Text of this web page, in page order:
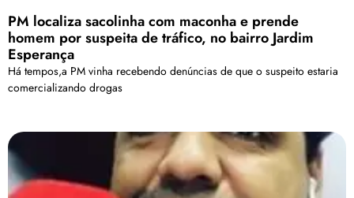
PM localiza sacolinha com maconha e prende
homem por suspeita de tráfico, no bairro Jardim
Esperança
Há tempos,a PM vinha recebendo denúncias de que o suspeito estaria
comercializando drogas